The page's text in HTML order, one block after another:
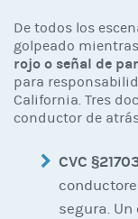
De todos los
golpeado
rojo o señal de
para
California. Tres
conductor de
CVC
segura.